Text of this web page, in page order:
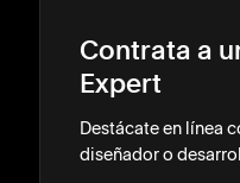
Contrata a
Expert
Destácate en línea
diseñador o